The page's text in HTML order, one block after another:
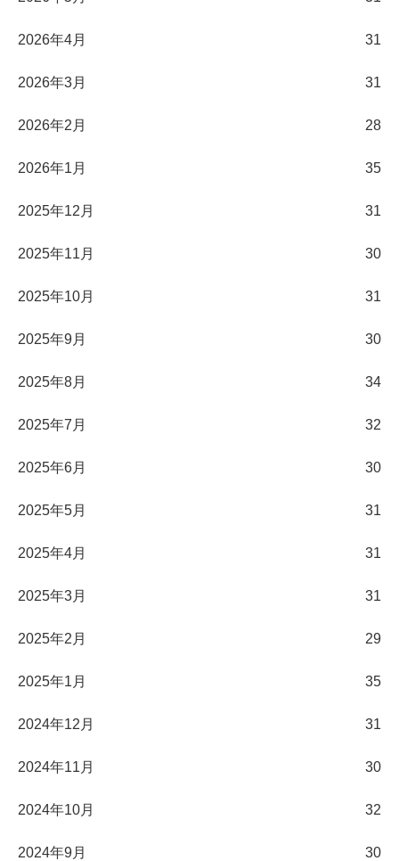
2026年4月 31
2026年3月 31
2026年2月 28
2026年1月 35
2025年12月 31
2025年11月 30
2025年10月 31
2025年9月 30
2025年8月 34
2025年7月 32
2025年6月 30
2025年5月 31
2025年4月 31
2025年3月 31
2025年2月 29
2025年1月 35
2024年12月 31
2024年11月 30
2024年10月 32
2024年9月 30